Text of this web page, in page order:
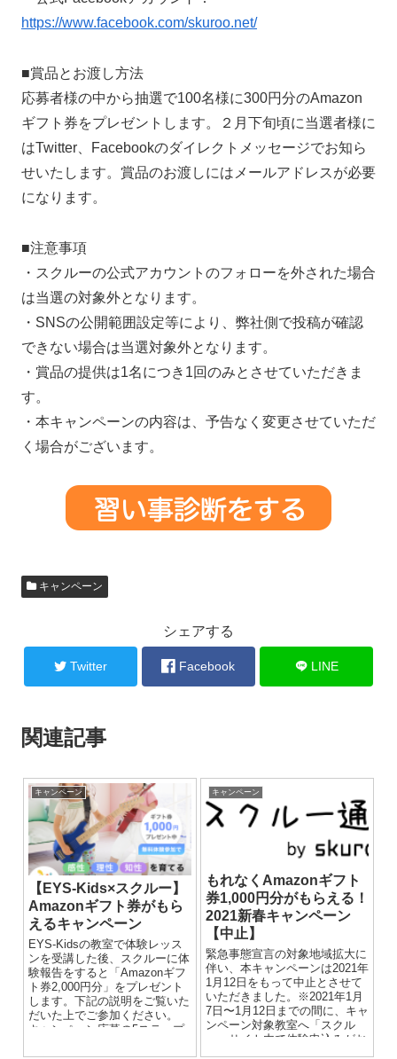
https://www.facebook.com/skuroo.net/
■賞品とお渡し方法
応募者様の中から抽選で100名様に300円分のAmazon
ギフト券をプレゼントします。２月下旬頃に当選者様に
はTwitter、Facebookのダイレクトメッセージでお知ら
せいたします。賞品のお渡しにはメールアドレスが必要
になります。
■注意事項
・スクルーの公式アカウントのフォローを外された場合
は当選の対象外となります。
・SNSの公開範囲設定等により、弊社側で投稿が確認
できない場合は当選対象外となります。
・賞品の提供は1名につき1回のみとさせていただきま
す。
・本キャンペーンの内容は、予告なく変更させていただ
く場合がございます。
キャンペーン
シェアする
Twitter Facebook LINE
関連記事
キャンペーン
【EYS-Kids×スクルー】
Amazonギフト券がもら
えるキャンペーン
EYS-Kidsの教室で体験レッス
ンを受講した後、スクルーに体
験報告をすると「Amazonギフ
ト券2,000円分」をプレゼント
します。下記の説明をご覧いた
だいた上でご参加ください。
キャンペーン応募の5ステップ
キャンペーン
もれなくAmazonギフト
券1,000円分がもらえる！
2021新春キャンペーン
【中止】
緊急事態宣言の対象地域拡大に
伴い、本キャンペーンは2021年
1月12日をもって中止とさせて
いただきました。※2021年1月
7日〜1月12日までの間に、キャ
ンペーン対象教室へ「スクル
ー」サイト内で体験申込みがお